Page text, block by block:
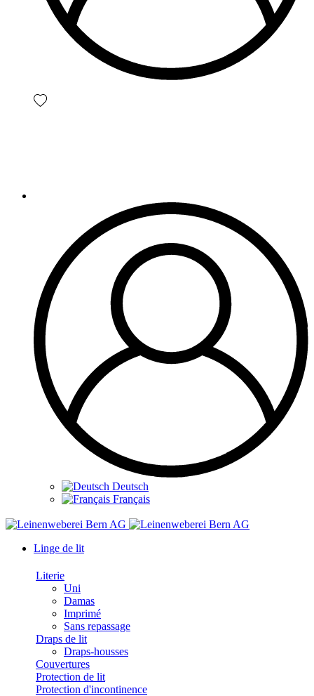
Deutsch
Français
Linge de lit
Literie
Uni
Damas
Imprimé
Sans repassage
Draps de lit
Draps-housses
Couvertures
Protection de lit
Protection d'incontinence